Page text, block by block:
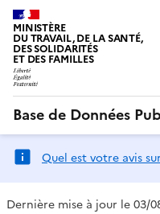
MINISTÈRE
DU TRAVAIL, DE LA SANTÉ,
DES SOLIDARITÉS
ET DES FAMILLES
Base de Données
Quel est votre avis
Dernière mise à jour le 03/